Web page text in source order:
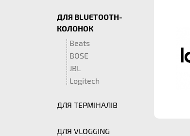
ДЛЯ BLUETOOTH-
КОЛОНОК
Beats
BOSE
JBL
Logitech
ДЛЯ ТЕРМІНАЛІВ
ДЛЯ VLOGGING